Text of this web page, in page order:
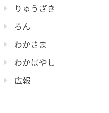
りゅうざき
ろん
わかさま
わかばやし
広報